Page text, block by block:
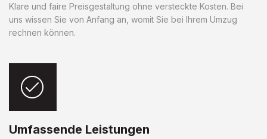
Klare und faire Preisgestaltung ohne versteckte Kosten. Bei
uns wissen Sie von Anfang an, womit Sie bei Ihrem Umzug
rechnen können.
Umfassende Leistungen